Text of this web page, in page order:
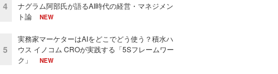
4
ナグラム阿部氏が語るAI時代の経営・マネジメン
ト論
NEW
5
実務家マーケターはAIをどこでどう使う？積水ハ
ウス イノコム CROが実践する「5Sフレームワー
ク」
NEW